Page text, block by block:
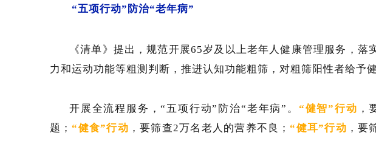
“五项行动”防治“老年病”
《清单》提出，规范开展65岁及以上老年人健康管理服务，
力和运动功能等粗测判断，推进认知功能粗筛，对粗筛阳性者给予健
开展全流程服务，“五项行动”防治“老年病”。 “健智”行动 ，
题；“健食”行动 ，要筛查2万名老人的营养不良；“健耳”行动 ，要